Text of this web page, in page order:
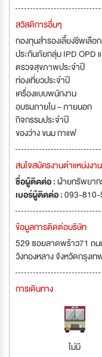
สวัสดิการอื่นๆ
กองทุนสำรองเลี้ยงชีพเลื
ประกันภัยกลุ่ม IPD OPD
ตรวจสุขภาพประจำปี
ท่องเที่ยวประจำปี
เครื่องแบบพนักงาน
อบรมภายใน – ภายนอก
กิจกรรมประจำปี
ของว่าง ขนม กาแฟ
สนใจสมัครงานตำแหน่งง
ชื่อผู้ติดต่อ :ฝ่ายทรัพยา
เบอร์ผู้ติดต่อ :093-810-
ข้อมูลการติดต่อบริษัท
529 ซอยลาดพร้าว71 ถน
วังทองหลาง จังหวัดกรุงเ
การเดินทาง
ไม่มี